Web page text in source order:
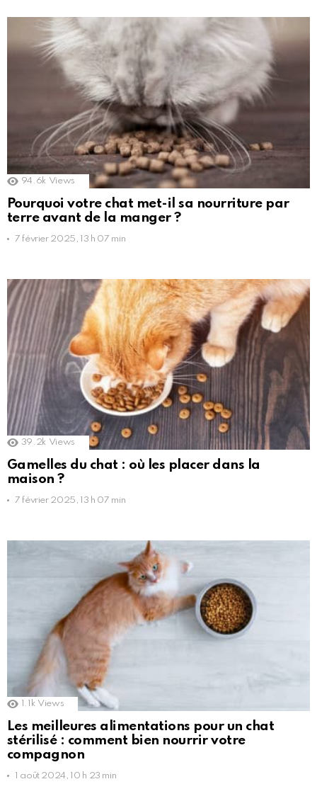
94.6k Views
Pourquoi votre chat met-il sa nourriture par
terre avant de la manger ?
7 février 2025, 13 h 07 min
39.2k Views
Gamelles du chat : où les placer dans la
maison ?
7 février 2025, 13 h 07 min
1.1k Views
Les meilleures alimentations pour un chat
stérilisé : comment bien nourrir votre
compagnon
1 août 2024, 10 h 23 min